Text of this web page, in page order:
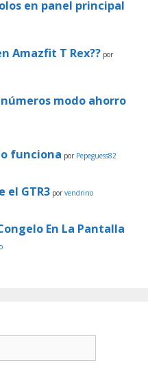
en panel principal
Amazfit T Rex?? por
modo ahorro
funciona por Pepeguess82
el GTR3 porvendrino
En La Pantalla